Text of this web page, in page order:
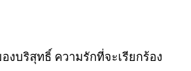
บริสุทธิ์ ความรักที่จะเรียกร้อง